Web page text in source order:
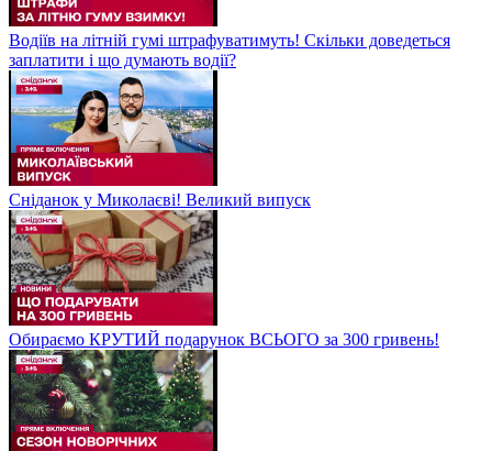
Водіїв на літній гумі штрафуватимуть! Скільки доведеться
заплатити і що думають водії?
Сніданок у Миколаєві! Великий випуск
Обираємо КРУТИЙ подарунок ВСЬОГО за 300 гривень!